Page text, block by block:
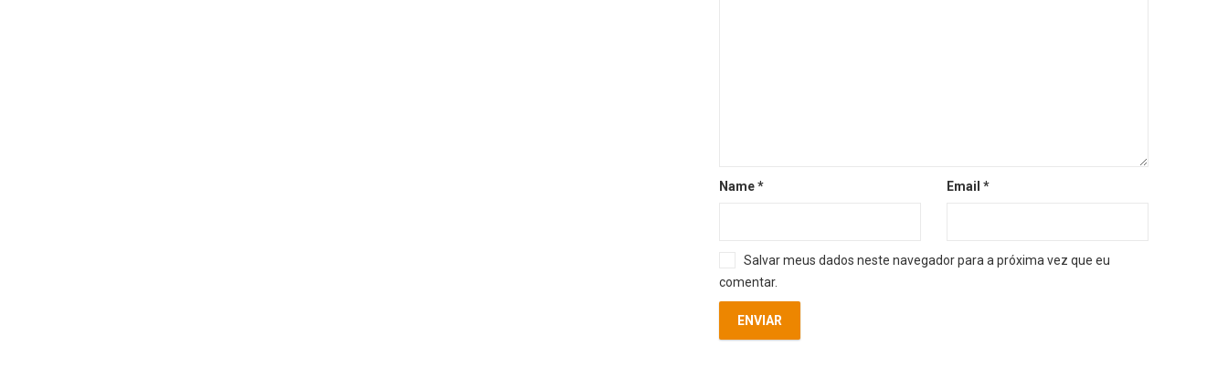
Name* Email *
Salvar meus dados neste navegador para a próxima vez que eu
comentar.